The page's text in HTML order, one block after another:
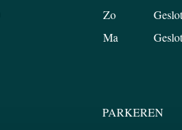
Zo
Ma
PARKEREN